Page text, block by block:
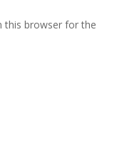
this browser for the